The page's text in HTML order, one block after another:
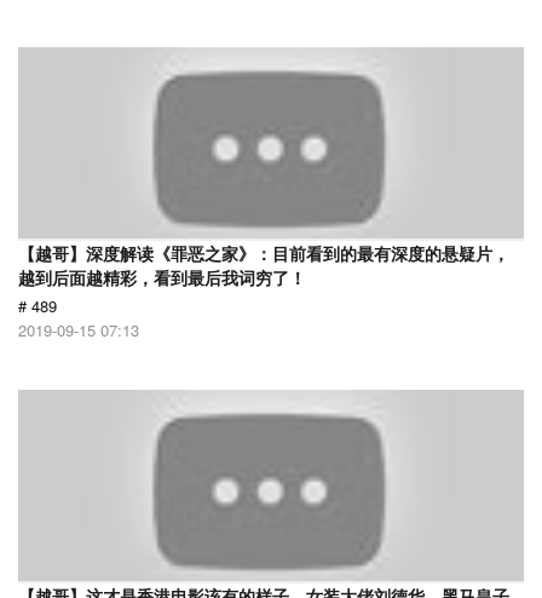
【越哥】深度解读《罪恶之家》：目前看到的最有深度的悬疑片，
越到后面越精彩，看到最后我词穷了！
# 489
2019-09-15 07:13